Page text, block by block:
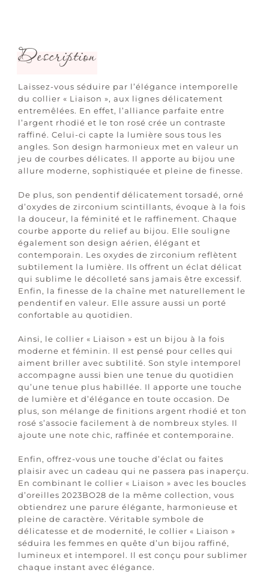
Description
Laissez-vous séduire par l’élégance intemporelle
du collier « Liaison », aux lignes délicatement
entremêlées. En effet, l’alliance parfaite entre
l’argent rhodié et le ton rosé crée un contraste
raffiné. Celui-ci capte la lumière sous tous les
angles. Son design harmonieux met en valeur un
jeu de courbes délicates. Il apporte au bijou une
allure moderne, sophistiquée et pleine de finesse.
De plus, son pendentif délicatement torsadé, orné
d’oxydes de zirconium scintillants, évoque à la fois
la douceur, la féminité et le raffinement. Chaque
courbe apporte du relief au bijou. Elle souligne
également son design aérien, élégant et
contemporain. Les oxydes de zirconium reflètent
subtilement la lumière. Ils offrent un éclat délicat
qui sublime le décolleté sans jamais être excessif.
Enfin, la finesse de la chaîne met naturellement le
pendentif en valeur. Elle assure aussi un porté
confortable au quotidien.
Ainsi, le collier « Liaison » est un bijou à la fois
moderne et féminin. Il est pensé pour celles qui
aiment briller avec subtilité. Son style intemporel
accompagne aussi bien une tenue du quotidien
qu’une tenue plus habillée. Il apporte une touche
de lumière et d’élégance en toute occasion. De
plus, son mélange de finitions argent rhodié et ton
rosé s’associe facilement à de nombreux styles. Il
ajoute une note chic, raffinée et contemporaine.
Enfin, offrez-vous une touche d’éclat ou faites
plaisir avec un cadeau qui ne passera pas inaperçu.
En combinant le collier « Liaison » avec les boucles
d’oreilles 2023BO28 de la même collection, vous
obtiendrez une parure élégante, harmonieuse et
pleine de caractère. Véritable symbole de
délicatesse et de modernité, le collier « Liaison »
séduira les femmes en quête d’un bijou raffiné,
lumineux et intemporel. Il est conçu pour sublimer
chaque instant avec élégance.